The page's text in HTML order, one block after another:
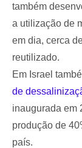
também
a utilização de
em dia, cerca
reutilizado.
Em Israel
de
inaugurada em
produção de
país.